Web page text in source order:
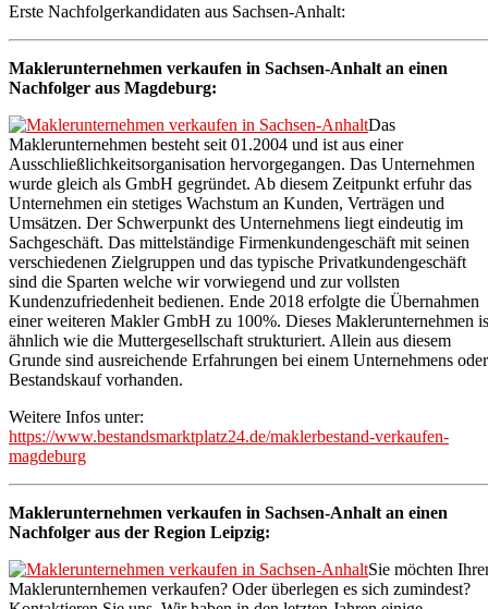
Erste Nachfolgerkandidaten aus Sachsen-Anhalt:
Maklerunternehmen verkaufen in Sachsen-Anhalt an einen
Nachfolger aus Magdeburg:
Das
Maklerunternehmen besteht seit 01.2004 und ist aus einer
Ausschließlichkeitsorganisation hervorgegangen. Das Unternehmen
wurde gleich als GmbH gegründet. Ab diesem Zeitpunkt erfuhr das
Unternehmen ein stetiges Wachstum an Kunden, Verträgen und
Umsätzen. Der Schwerpunkt des Unternehmens liegt eindeutig im
Sachgeschäft. Das mittelständige Firmenkundengeschäft mit seinen
verschiedenen Zielgruppen und das typische Privatkundengeschäft
sind die Sparten welche wir vorwiegend und zur vollsten
Kundenzufriedenheit bedienen. Ende 2018 erfolgte die Übernahmen
einer weiteren Makler GmbH zu 100%. Dieses Maklerunternehmen
ähnlich wie die Muttergesellschaft strukturiert. Allein aus diesem
Grunde sind ausreichende Erfahrungen bei einem Unternehmens oder
Bestandskauf vorhanden.
Weitere Infos unter:
https://www.bestandsmarktplatz24.de/maklerbestand-verkaufen-
magdeburg
Maklerunternehmen verkaufen in Sachsen-Anhalt an einen
Nachfolger aus der Region Leipzig:
Sie möchten
Maklerunternhemen verkaufen? Oder überlegen es sich zumindest?